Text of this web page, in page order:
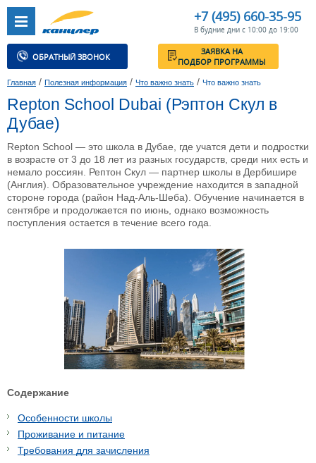
+7 (495) 660-35-95
В будние дни с 10:00 до 19:00
ОБРАТНЫЙ ЗВОНОК
ЗАЯВКА НА
ПОДБОР ПРОГРАММЫ
Главная / Полезная информация / Что важно знать / Что важно знать
Repton School Dubai (Рэптон Cкул в
Дубае)
Repton School — это школа в Дубае, где учатся дети и подростки
в возрасте от 3 до 18 лет из разных государств, среди них есть и
немало россиян. Рептон Скул — партнер школы в Дербишире
(Англия). Образовательное учреждение находится в западной
стороне города (район Над-Аль-Шеба). Обучение начинается в
сентябре и продолжается по июнь, однако возможность
поступления остается в течение всего года.
Содержание
Особенности школы
Проживание и питание
Требования для зачисления